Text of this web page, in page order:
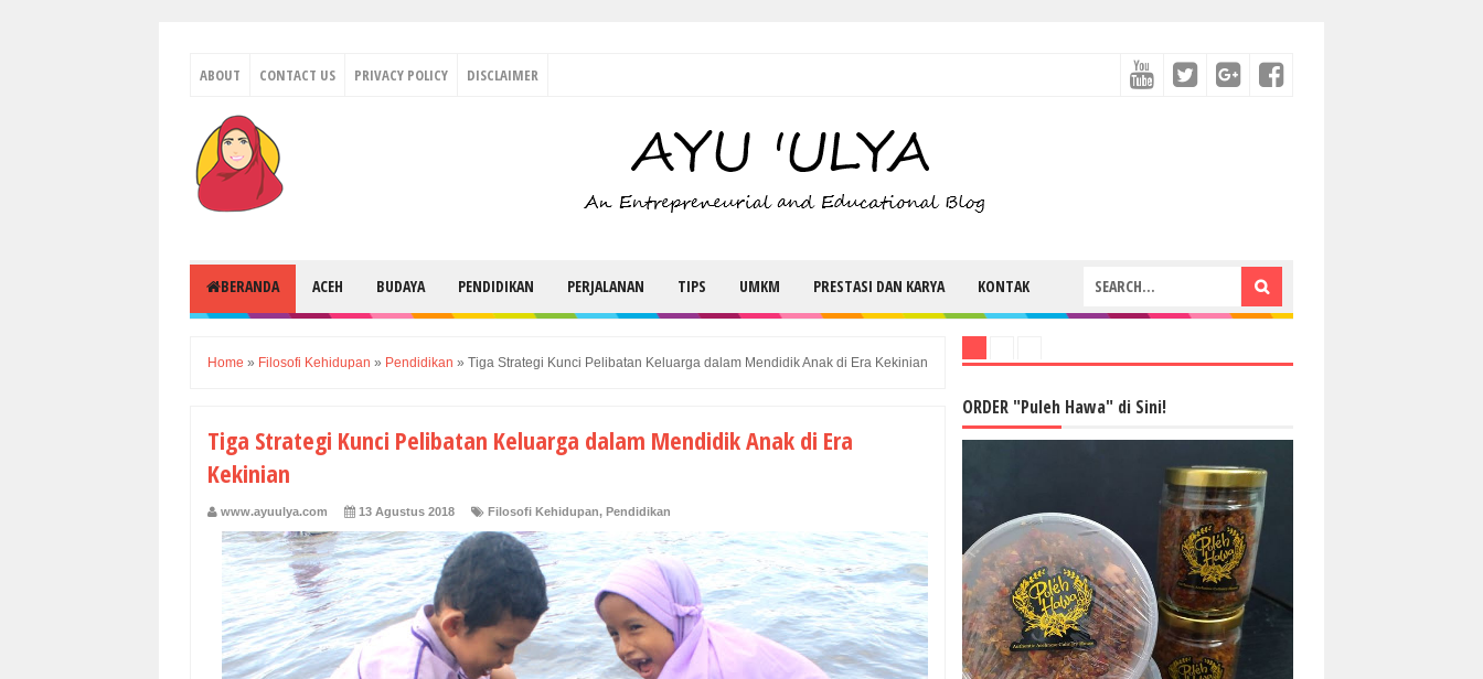
ABOUT CONTACT US PRIVACY POLICY DISCLAIMER
BERANDA ACEH BUDAYA PENDIDIKAN PERJALANAN TIPS UMKM PRESTASI DAN KARYA KONTAK
Home » Filosofi Kehidupan » Pendidikan » Tiga Strategi Kunci Pelibatan Keluarga dalam Mendidik Anak di Era Kekinian
Tiga Strategi Kunci Pelibatan Keluarga dalam Mendidik Anak di Era
Kekinian
www.ayuulya.com 13 Agustus 2018 Filosofi Kehidupan, Pendidikan
ORDER "Puleh Hawa" di Sini!